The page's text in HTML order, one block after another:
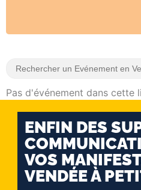
Pas d'événement dans cette
ENFIN DES
VOS
VENDÉE À